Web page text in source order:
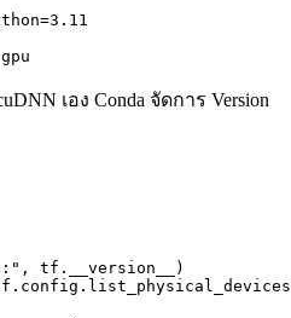
เอง Conda จัดการ Version
tf.__version__)